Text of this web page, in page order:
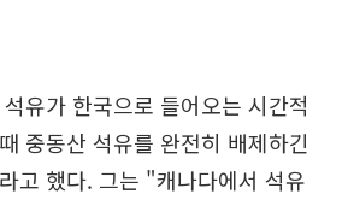
유가 한국으로 들어오는 시간적
중동산 석유를 완전히 배제하긴
고 했다. 그는 "캐나다에서 석유